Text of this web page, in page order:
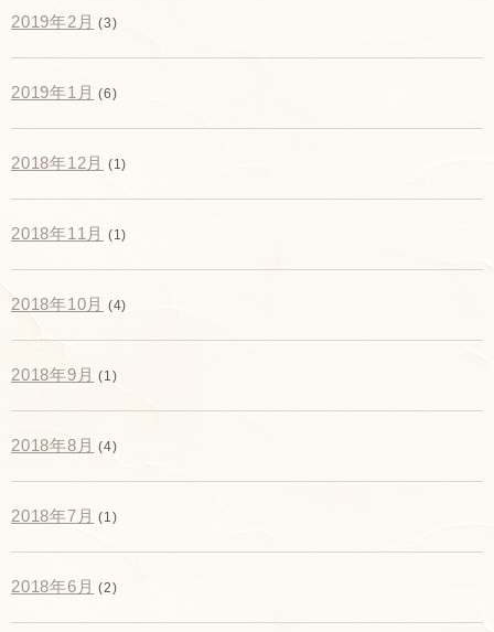
2019年2月 (3)
2019年1月 (6)
2018年12月 (1)
2018年11月 (1)
2018年10月 (4)
2018年9月 (1)
2018年8月 (4)
2018年7月 (1)
2018年6月 (2)